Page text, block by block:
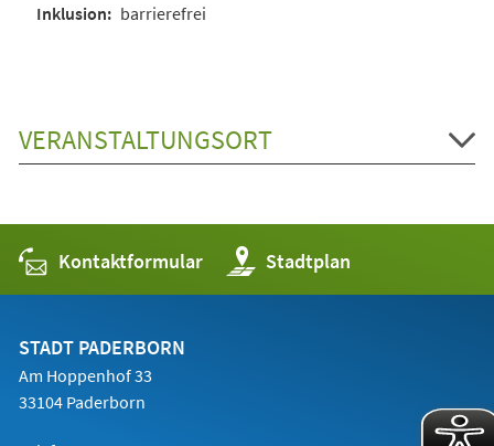
barrierefrei
VERANSTALTUNGSORT
Kontaktformular Stadtplan
(Öffnet
in
einem
STADT PADERBORN
Am Hoppenhof 33
33104 Paderborn